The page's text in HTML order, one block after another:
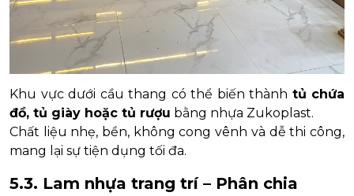
Khu vực dưới cầu thang có thể biến thành tủ chứa
đồ, tủ giày hoặc tủ rượu bằng nhựa Zukoplast.
Chất liệu nhẹ, bền, không cong vênh và dễ thi công,
mang lại sự tiện dụng tối đa.
5.3. Lam nhựa trang trí – Phân chia